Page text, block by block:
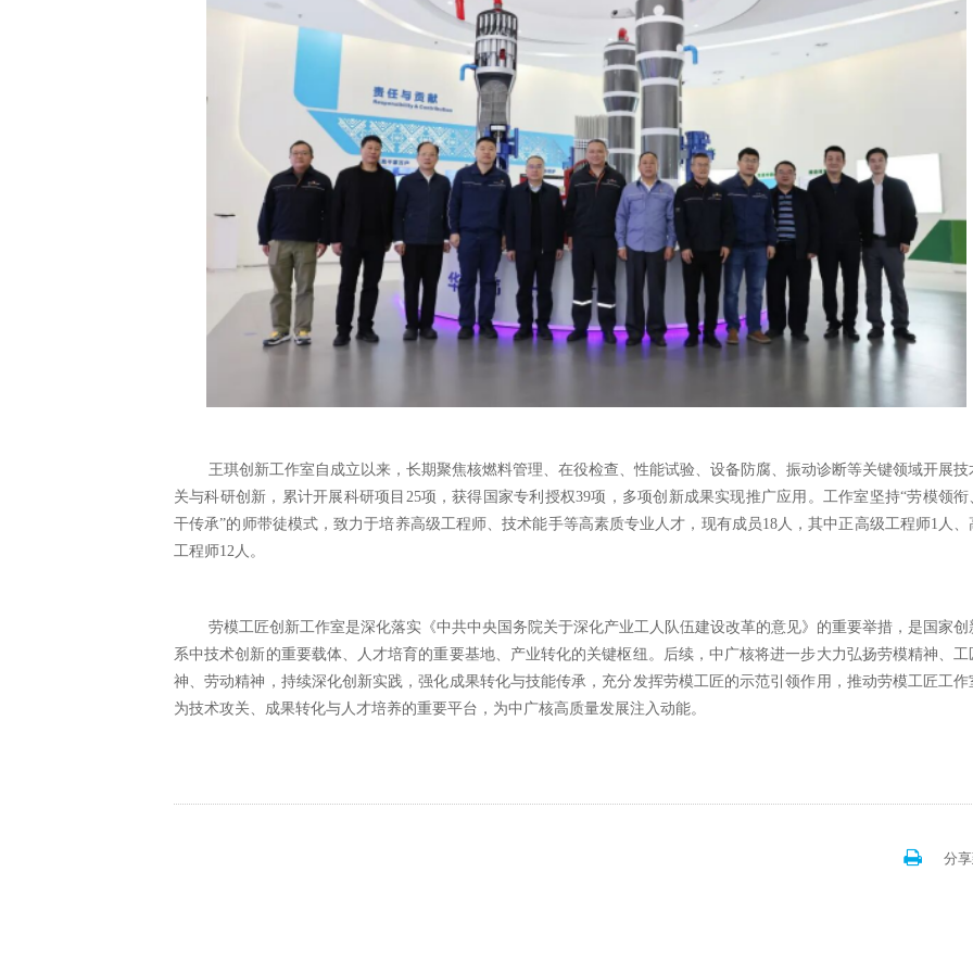
王琪创新工作室自成立以来，长期聚焦核燃料管理、在役检查、性能试验、设备防腐、振动诊断等关键领域开展技
关与科研创新，累计开展科研项目 25项，获得国家专利授权39项，多项创新成果实现推广应用。工作室坚持“劳模领衔
干传承”的师带徒模式，致力于培养高级工程师、技术能手等高素质专业人才，现有成员18人，其中正高级工程师1人、
工程师12人。
劳模工匠创新工作室是深化落实《中共中央国务院关于深化产业工人队伍建设改革的意见》的重要举措，是国家创
系中技术创新的重要载体、人才培育的重要基地、产业转化的关键枢纽。后续，中广核将进一步大力弘扬劳模精神、工
神、劳动精神，持续深化创新实践，强化成果转化与技能传承，充分发挥劳模工匠的示范引领作用，推动劳模工匠工作
为技术攻关、成果转化与人才培养的重要平台，为中广核高质量发展注入动能。
分